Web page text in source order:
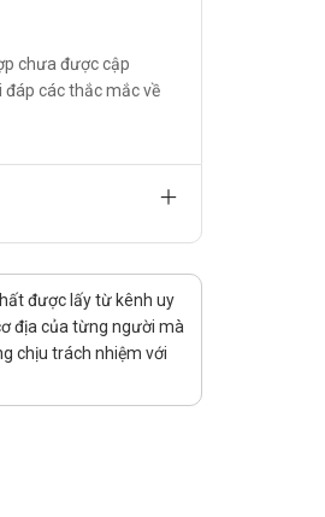
bệnh bằng cách tăng liều
của thuốc, đặc biệt là
chưa được cập
đáp các thắc mắc về
được lấy từ kênh uy
địa của từng người mà
chịu trách nhiệm với